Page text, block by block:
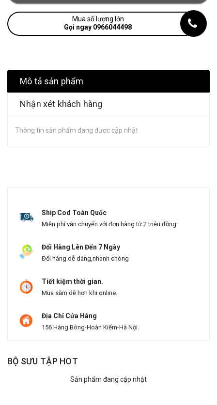
Mua số lượng lớn
Gọi ngay 0966044498
Mô tả sản phẩm
Nhận xét khách hàng
Thông tin sản phẩm đang được cập nhật
Ship Cod Toàn Quốc
Miễn phí vận chuyển với đơn hàng từ 2 triệu đồng.
Đổi Hàng Lên Đến 7 Ngày
Đổi hàng dễ dàng,nhanh chóng
Tiết kiệm thời gian.
Mua sắm dễ hơn khi online.
Địa Chỉ Cửa Hàng
156 Hàng Bông-Hoàn Kiếm-Hà Nội.
BỘ SƯU TẬP HOT
Sản phẩm đang cập nhật